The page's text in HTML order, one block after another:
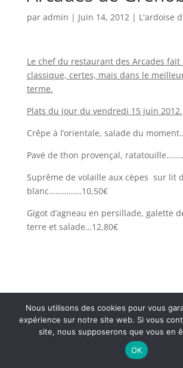
par admin | Juin 14, 2012| L'ardoise
Le chef du restaurant des Arcades fait
classique, certes, mais dans le
terme.
Plats du jour du vendredi 15 juin 2012.
Crêpe à l’orientale, salade du
Pavé de thon provençal,
Suprême de volaille aux cèpes sur lit
blanc……………10,50€
Gigot d’agneau en persillade, galette
terre et salade…12,80€
Restaurant Brasserie Les Arcades,
@ Textes et Photos Thierry et
Nous utilisons des cookies pour vous
expérience sur notre site web. Si vous
site, nous supposerons que vous en
OK